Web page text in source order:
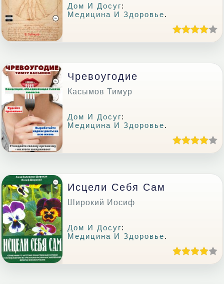
Дом И Досуг:
Медицина И Здоровье.
Чревоугодие
Касымов Тимур
Дом И Досуг:
Медицина И Здоровье.
Исцели Себя Сам
Широкий Иосиф
Дом И Досуг:
Медицина И Здоровье.